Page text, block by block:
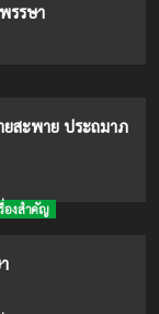
รรษา
สะพาย ประถมาภ
องสำคัญ